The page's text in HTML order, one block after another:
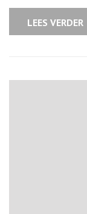
LEES VERDER